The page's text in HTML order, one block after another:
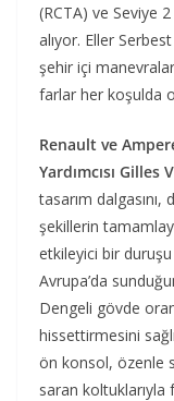
(RCTA) ve Seviye
alıyor. Eller
şehir içi
farlar her koşulda
Renault ve
Yardımcısı Gilles
tasarım
şekillerin
etkileyici bir duruşu
Avrupa’da
Dengeli gövde
hissettirmesini
ön konsol, özenle
saran